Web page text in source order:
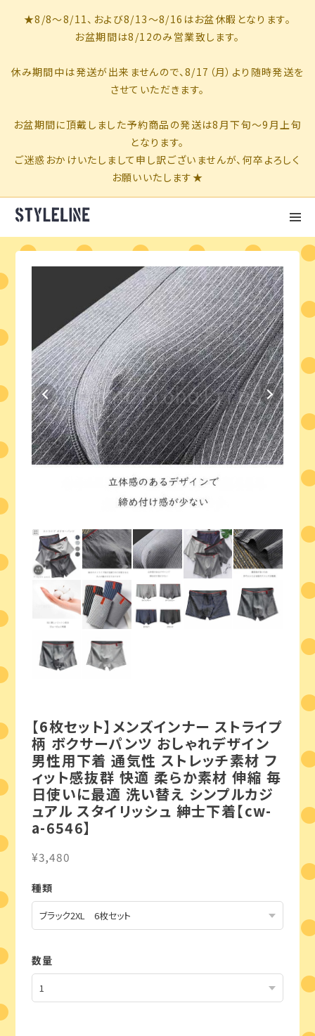
【6枚セット】メンズインナー ストライプ
柄 ボクサーパンツ おしゃれデザイン
男性用下着 通気性 ストレッチ素材 フ
ィット感抜群 快適 柔らか素材 伸縮 毎
日使いに最適 洗い替え シンプルカジ
ュアル スタイリッシュ 紳士下着【cw-
a-6546】
¥3,480
種類
数量